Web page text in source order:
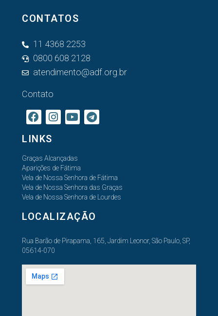
CONTATOS
11 4368 2253
0800 608 2128
atendimento@adf.org.br
Contato
LINKS
Graças Alcançadas
Aparições de Fátima
Vela de Nossa Senhora de Fátima
Vela de Nossa Senhora das Graças
Vela de Nossa Senhora de Lourdes
LOCALIZAÇÃO
Rua Barão de Pirapama, 165, Jardim Leonor, São Paulo, SP,
05614-070